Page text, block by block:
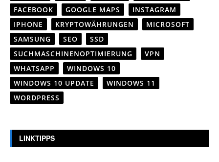
FACEBOOK
GOOGLE MAPS
INSTAGRAM
IPHONE
KRYPTOWÄHRUNGEN
MICROSOFT
SAMSUNG
SEO
SSD
SUCHMASCHINENOPTIMIERUNG
VPN
WHATSAPP
WINDOWS 10
WINDOWS 10 UPDATE
WINDOWS 11
WORDPRESS
LINKTIPPS